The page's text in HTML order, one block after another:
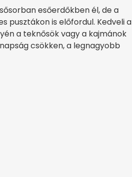
esőerdőkben él, de a
pusztákon is előfordul. Kedveli a
a teknősök vagy a kajmánok
csökken, a legnagyobb